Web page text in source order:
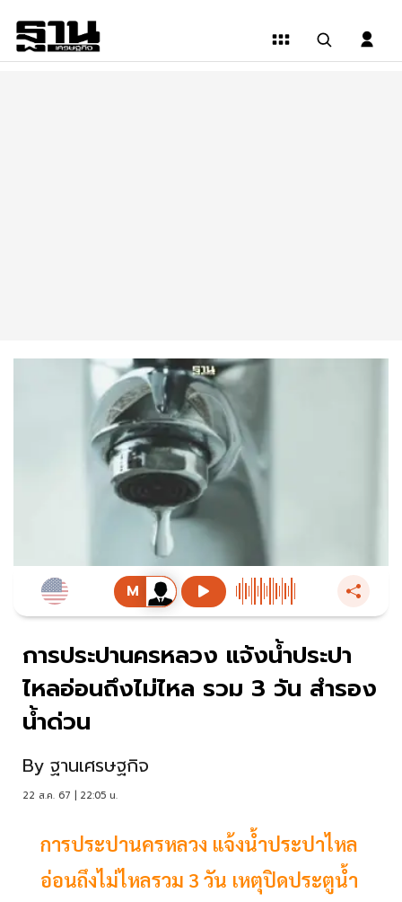
การประปานครหลวง แจ้งน้ำประปา
ไหลอ่อนถึงไม่ไหล รวม 3 วัน สำรอง
น้ำด่วน
By ฐานเศรษฐกิจ
22 ส.ค. 67 | 22:05 น.
การประปานครหลวง แจ้งน้ำประปาไหล
อ่อนถึงไม่ไหลรวม 3 วัน เหตุปิดประตูน้ำ